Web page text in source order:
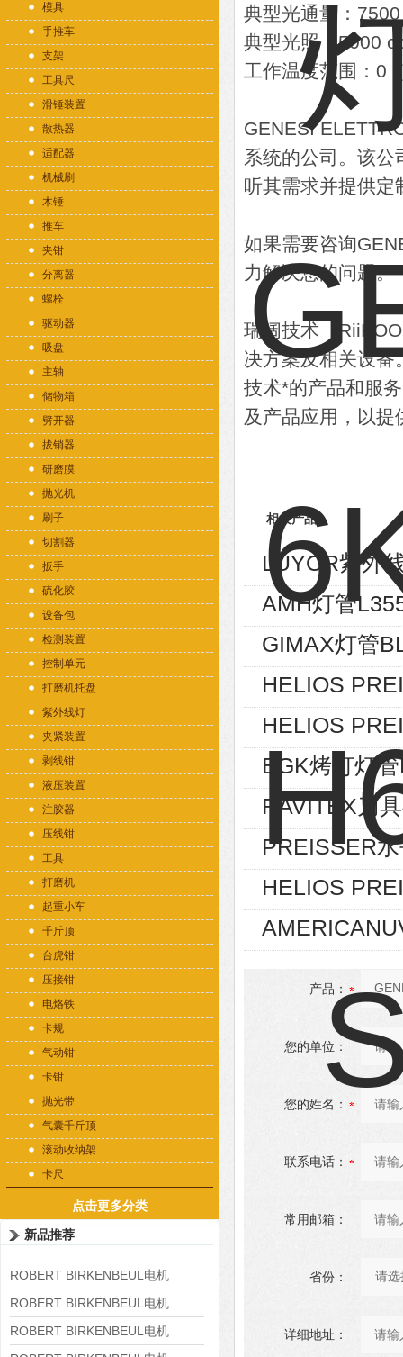
模具
手推车
支架
工具尺
滑锤装置
散热器
适配器
机械刷
木锤
推车
夹钳
分离器
螺栓
驱动器
吸盘
主轴
储物箱
劈开器
拔销器
研磨膜
抛光机
刷子
切割器
扳手
硫化胶
设备包
检测装置
控制单元
打磨机托盘
紫外线灯
夹紧装置
剥线钳
液压装置
注胶器
压线钳
工具
打磨机
起重小车
千斤顶
台虎钳
压接钳
电烙铁
卡规
气动钳
卡钳
抛光带
气囊千斤顶
滚动收纳架
卡尺
点击更多分类
新品推荐
ROBERT BIRKENBEUL电机
8APE225M-4-IE3
ROBERT BIRKENBEUL电机
8APE180L-4 IE3
ROBERT BIRKENBEUL电机
典型光通量：
典型光照：5000
工作温度范围：0
GENESI
系统的公司。该
听其需求并提供定
如果需要咨询
力解决您的问题。
瑞阔技术（
决方案及相关设备
技术*的产品和服
及产品应用，以提
相关产品
LUYOR紫外
AMH灯管
GIMAX灯管
HELIOS
HELIOS
BGK烤灯灯
RAVITEX刀
PREISSER
HELIOS
产品：
您的单位：
您的姓名：
联系电话：
常用邮箱：
省份：
详细地址：